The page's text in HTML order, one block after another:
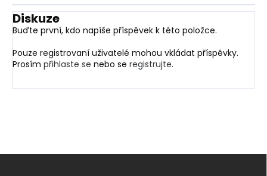
Diskuze
Buďte první, kdo napíše příspěvek k této položce.
Pouze registrovaní uživatelé mohou vkládat příspěvky.
Prosím přihlaste se nebo se registrujte.